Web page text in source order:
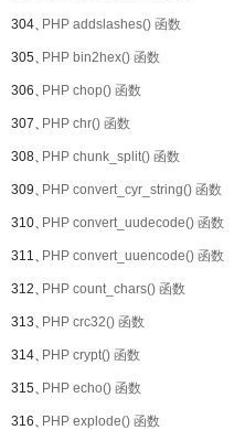
304、PHP addslashes() 函数
305、PHP bin2hex() 函数
306、PHP chop() 函数
307、PHP chr() 函数
308、PHP chunk_split() 函数
309、PHP convert_cyr_string() 函数
310、PHP convert_uudecode() 函数
311、PHP convert_uuencode() 函数
312、PHP count_chars() 函数
313、PHP crc32() 函数
314、PHP crypt() 函数
315、PHP echo() 函数
316、PHP explode() 函数